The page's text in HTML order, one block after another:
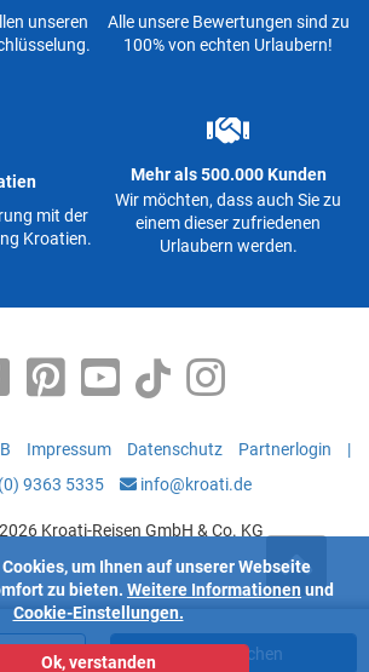
Jetzt buchen
unseren
Alle unsere Bewertungen sind zu
100% von echten Urlaubern!
mit der
Kroatien.
Mehr als 500.000 Kunden
Wir möchten, dass auch Sie zu
einem dieser zufriedenen
Urlaubern werden.
Impressum Datenschutz Partnerlogin
|
9363 5335
info@kroati.de
Kroati-Reisen GmbH & Co. KG
um Ihnen auf unserer Webseite
zu bieten. Weitere Informationen und
Cookie-Einstellungen.
Ok, verstanden